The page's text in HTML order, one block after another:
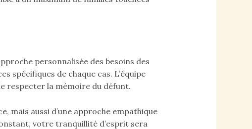
personnalisée des besoins des
spécifiques de chaque cas. L’équipe
respecter la mémoire du défunt.
mais aussi d’une approche empathique
votre tranquillité d’esprit sera